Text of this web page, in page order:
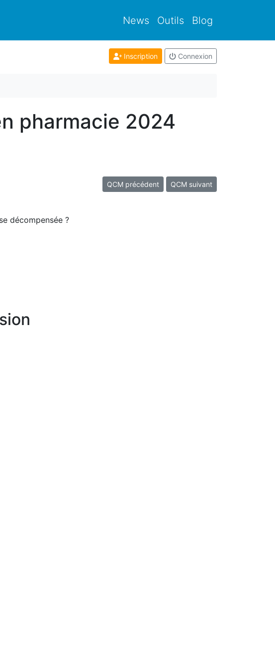
News Outils Blog
Inscription Connexion
pharmacie 2024
QCM précédent QCM suivant
décompensée ?